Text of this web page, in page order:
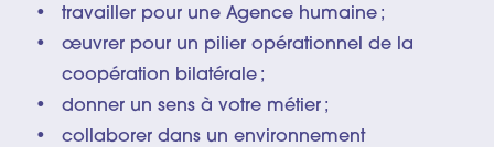
travailler pour une Agence humaine ;
œuvrer pour un pilier opérationnel de la
coopération bilatérale ;
donner un sens à votre métier ;
collaborer dans un environnement